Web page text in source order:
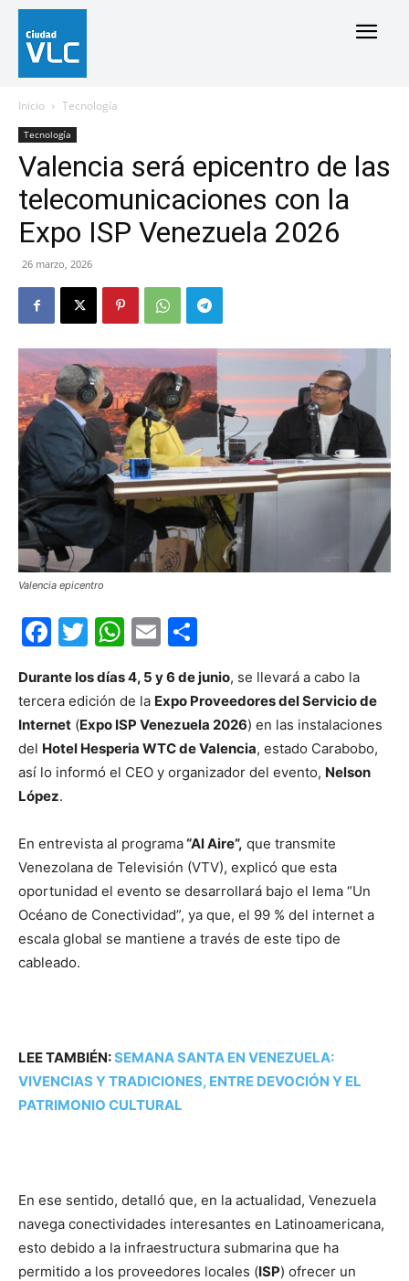
Inicio Tecnología
Tecnología
Valencia será epicentro de las
telecomunicaciones con la
Expo ISP Venezuela 2026
26 marzo, 2026
Valencia epicentro
Facebook
Twitter
WhatsApp
Email
Durante los días 4, 5 y 6 de junio, se llevará a cabo la
tercera edición de la Expo Proveedores del Servicio de
Internet (Expo ISP Venezuela 2026) en las instalaciones
del Hotel Hesperia WTC de Valencia, estado Carabobo,
así lo informó el CEO y organizador del evento, Nelson
López.
En entrevista al programa“Al Aire”, que transmite
Venezolana de Televisión (VTV), explicó que esta
oportunidad el evento se desarrollará bajo el lema “Un
Océano de Conectividad”, ya que, el 99 % del internet a
escala global se mantiene a través de este tipo de
cableado.
LEE TAMBIÉN:SEMANA SANTA EN VENEZUELA:
VIVENCIAS Y TRADICIONES, ENTRE DEVOCIÓN Y EL
PATRIMONIO CULTURAL
En ese sentido, detalló que, en la actualidad, Venezuela
navega conectividades interesantes en Latinoamericana,
esto debido a la infraestructura submarina que ha
permitido a los proveedores locales (ISP) ofrecer un